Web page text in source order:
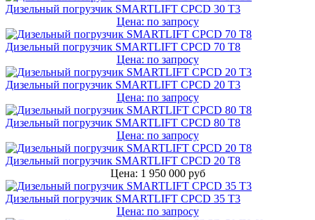
Дизельный погрузчик SMARTLIFT CPCD 30 T3
Цена: по запросу
Дизельный погрузчик SMARTLIFT CPCD 70 T8
Цена: по запросу
Дизельный погрузчик SMARTLIFT CPCD 20 T3
Цена: по запросу
Дизельный погрузчик SMARTLIFT CPCD 80 T8
Цена: по запросу
Дизельный погрузчик SMARTLIFT CPCD 20 T8
Цена: 1 950 000 руб
Дизельный погрузчик SMARTLIFT CPCD 35 T3
Цена: по запросу